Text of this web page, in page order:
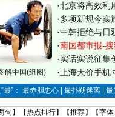
解中国(组图)
·北京将高效利
·多项新规今实
·中韩拒绝与日
·南国都市报-
·实话实说征集
· 上海天价手
最”： 最赤胆忠心 | 最扑朔迷离 |
句 】【热点排行】【推荐】【字体